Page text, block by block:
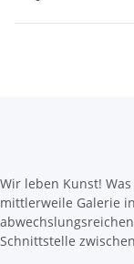
Wir leben Kunst!
mittlerweile Galerie
Schnittstelle